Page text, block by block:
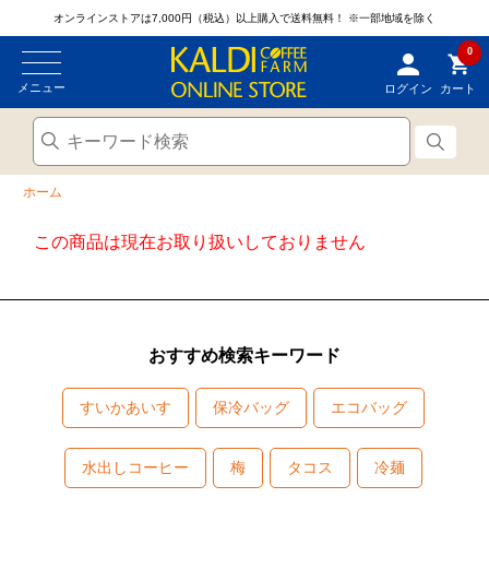
オンラインストアは7,000円（税込）以上購入で送料無料！ ※一部地域を除く
メニュー ログイン
0
カート
ホーム
この商品は現在お取り扱いしておりません
おすすめ検索キーワード
すいかあいす 保冷バッグ エコバッグ
水出しコーヒー 梅 タコス 冷麺